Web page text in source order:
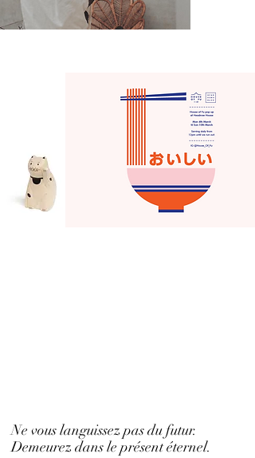
Ne vous languissez pas du futur.
Demeurez dans le présent éternel.